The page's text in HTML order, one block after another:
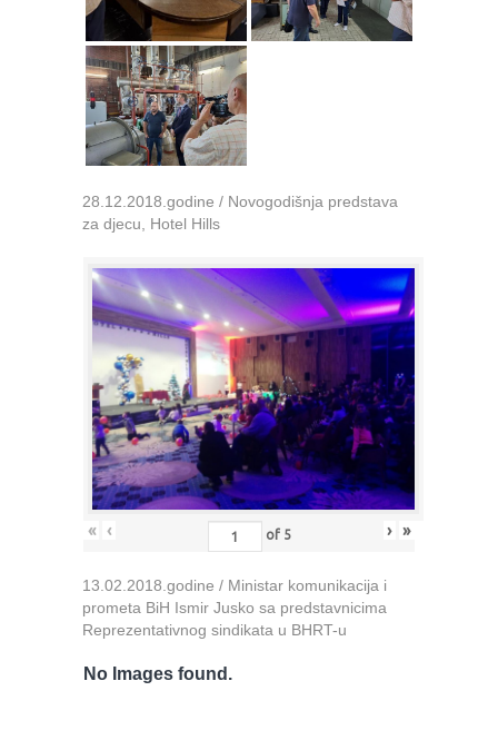
28.12.2018.godine / Novogodišnja predstava
za djecu, Hotel Hills
« ‹ of 5 › »
13.02.2018.godine / Ministar komunikacija i
prometa BiH Ismir Jusko sa predstavnicima
Reprezentativnog sindikata u BHRT-u
No Images found.